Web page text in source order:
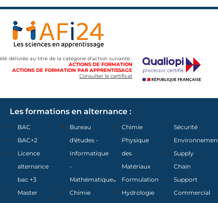
délivrée au titre de la catégorie d’action suivante :
ACTIONS DE FORMATION
ACTIONS DE FORMATION PAR APPRENTISSAGE
Consulter le certificat
Les formations en alternance :
BAC
BAC+2
Licence
alternance
bac +3
Master
Bureau
d'études -
Informatique
-
Mathématiques
Chimie
Chimie
Physique
des
Matériaux
Formulation
Hydrologie
Sécurité
Supply
Chain
Support
Commercial